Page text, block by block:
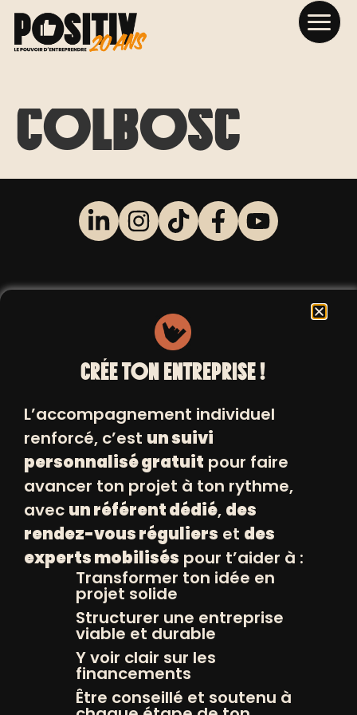
St Romain de
Colbosc
INSCRIVEZ VOUS
À NOS NEWSLETTERS
© POSITIV 2026
MENTIONS LÉGALES ET CRÉDITS
CRÉE TON ENTREPRISE !
L’accompagnement individuel
renforcé, c’est un suivi
personnalisé gratuit pour faire
avancer ton projet à ton rythme,
avec un référent dédié, des
rendez-vous réguliers et des
experts mobilisés pour t’aider à :
Transformer ton idée en
projet solide
Structurer une entreprise
viable et durable
Y voir clair sur les
financements
Être conseillé et soutenu à